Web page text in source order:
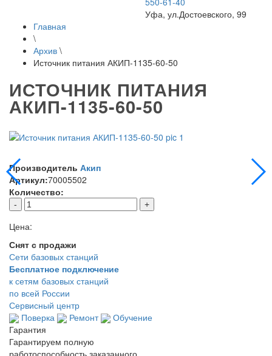
Уфа, ул.Достоевского, 99
Главная
\
Архив \
Источник питания АКИП-1135-60-50
ИСТОЧНИК ПИТАНИЯ
АКИП-1135-60-50
Производитель Акип
Артикул:70005502
Количество:
- +
Цена:
Снят с продажи
Сети базовых станций
Бесплатное подключение
к сетям базовых станций
по всей России
Сервисный центр
Поверка
Ремонт
Обучение
Гарантия
Гарантируем полную